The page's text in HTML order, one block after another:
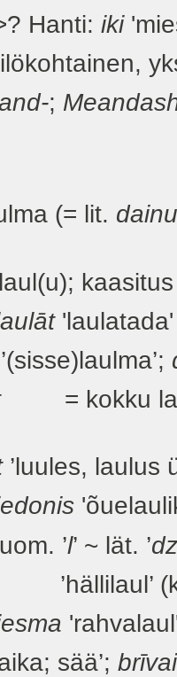
Hanti: iki
;
(= lit.
= kokku
’luules, laulus
’l’ ~ lät. ’dz
’hällilaul’